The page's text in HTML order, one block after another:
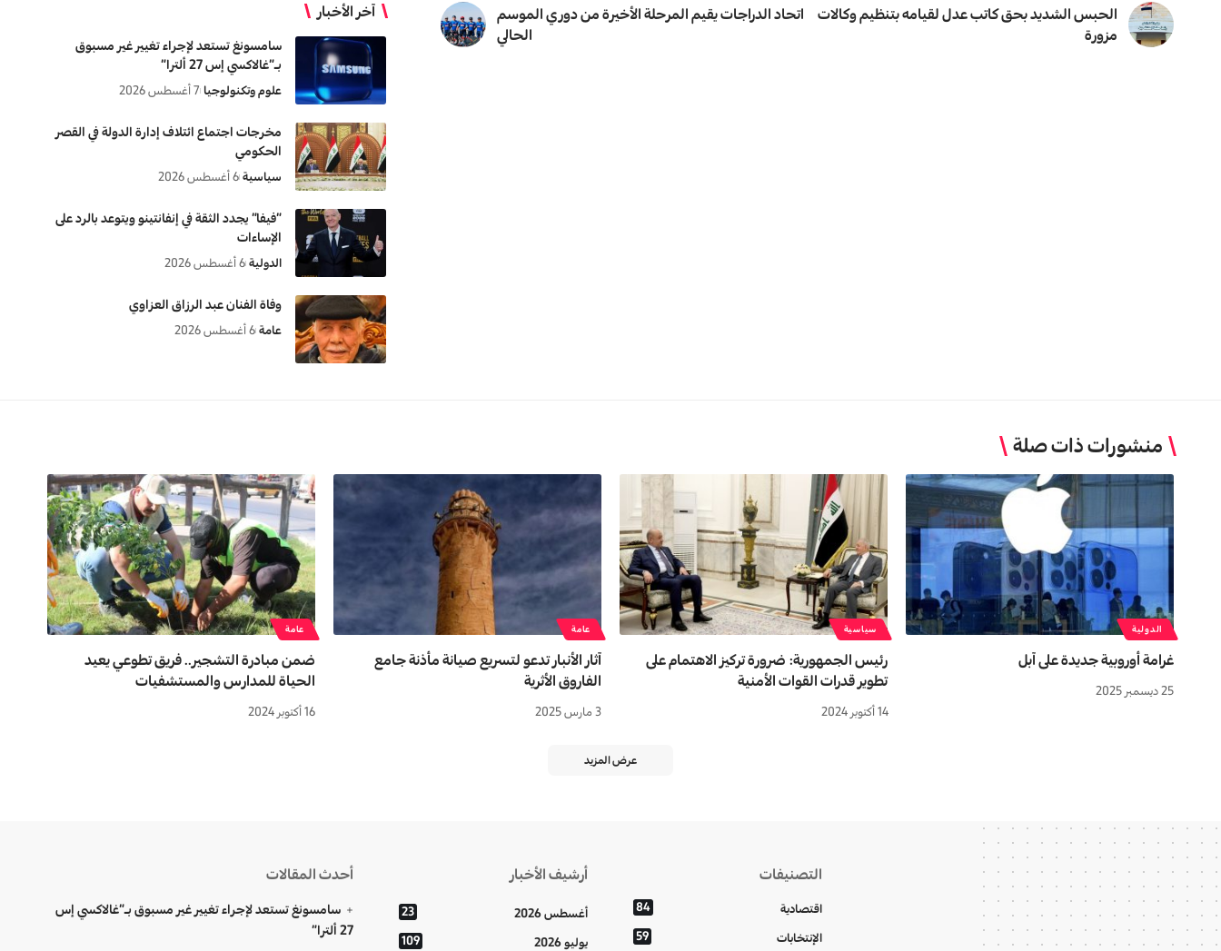
الحبس الشديد بحق كاتب عدل لقيامه بتنظيم وكالات
مزورة
اتحاد الدراجات يقيم المرحلة الأخيرة من دوري الموسم
الحالي
آخر الأخبار
سامسونغ تستعد لإجراء تغيير غير مسبوق
بـ”غالاكسي إس 27 ألترا”
علوم وتكنولوجيا 7 أغسطس 2026
مخرجات اجتماع ائتلاف إدارة الدولة في القصر
الحكومي
سياسية 6 أغسطس 2026
“فيفا” يجدد الثقة في إنفانتينو ويتوعد بالرد على
الإساءات
الدولية 6 أغسطس 2026
وفاة الفنان عبد الرزاق العزاوي
عامة 6 أغسطس 2026
منشورات ذات صلة
الدولية
غرامة أوروبية جديدة على آبل
25 ديسمبر 2025
سياسية
رئيس الجمهورية: ضرورة تركيز الاهتمام على
تطوير قدرات القوات الأمنية
14 أكتوبر 2024
عامة
آثار الأنبار تدعو لتسريع صيانة مأذنة جامع
الفاروق الأثرية
3 مارس 2025
عامة
ضمن مبادرة التشجير.. فريق تطوعي يعيد
الحياة للمدارس والمستشفيات
16 أكتوبر 2024
عرض المزيد
التصنيفات
اقتصادية 84
الإنتخابات 59
أرشيف الأخبار
أغسطس 2026 23
يوليو 2026 109
أحدث المقالات
سامسونغ تستعد لإجراء تغيير غير مسبوق بـ”غالاكسي إس
27 ألترا”